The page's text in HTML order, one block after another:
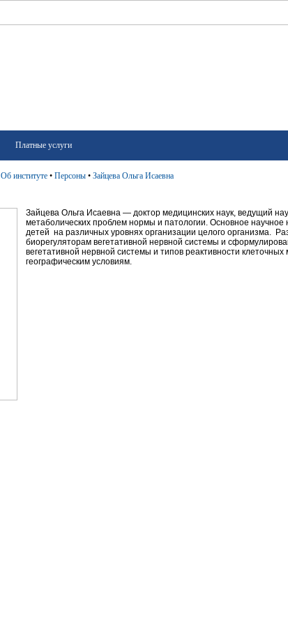
Платные услуги
Об институте • Персоны • Зайцева Ольга Исаевна
Зайцева Ольга Исаевна — доктор медицинских наук, ведущий
метаболических проблем нормы и патологии. Основное
детей на различных уровнях организации целого организма.
биорегуляторам вегетативной нервной системы и
вегетативной нервной системы и типов реактивности
географическим условиям.